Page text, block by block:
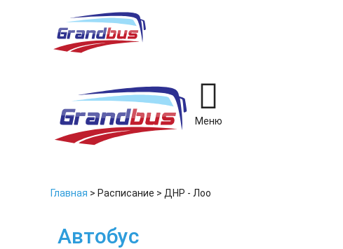
Меню
Главная > Расписание > ДНР - Лоо
Автобус